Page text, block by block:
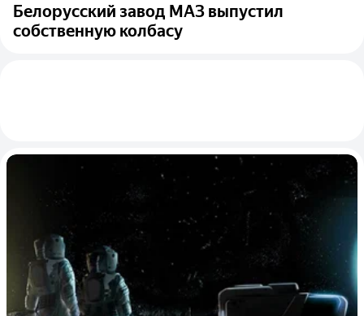
Белорусский завод МАЗ выпустил
собственную колбасу